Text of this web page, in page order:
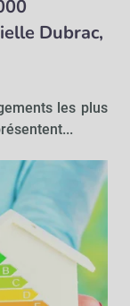
Dubrac,
les plus